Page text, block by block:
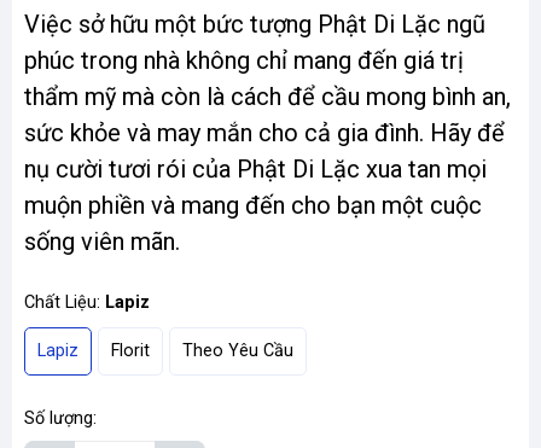
Việc sở hữu một bức tượng Phật Di Lặc ngũ
phúc trong nhà không chỉ mang đến giá trị
thẩm mỹ mà còn là cách để cầu mong bình an,
sức khỏe và may mắn cho cả gia đình. Hãy để
nụ cười tươi rói của Phật Di Lặc xua tan mọi
muộn phiền và mang đến cho bạn một cuộc
sống viên mãn.
Chất Liệu: Lapiz
Lapiz Florit Theo Yêu Cầu
Số lượng: